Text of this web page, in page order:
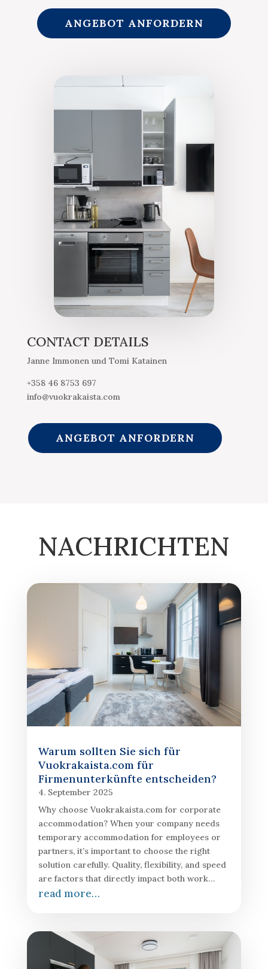
ANGEBOT ANFORDERN
CONTACT DETAILS
Janne Immonen und Tomi Katainen
+358 46 8753 697
info@vuokrakaista.com
ANGEBOT ANFORDERN
NACHRICHTEN
Warum sollten Sie sich für
Vuokrakaista.com für
Firmenunterkünfte entscheiden?
4. September 2025
Why choose Vuokrakaista.com for corporate
accommodation? When your company needs
temporary accommodation for employees or
partners, it’s important to choose the right
solution carefully. Quality, flexibility, and speed
are factors that directly impact both work…
read more…